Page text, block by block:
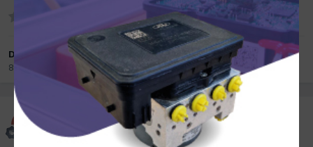
Da mattiacamper
8 Luglio
Meccatronica
mattiacamper
Inviato 8 Luglio